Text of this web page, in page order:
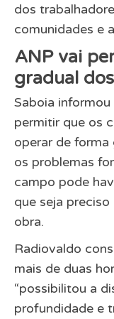
dos
comunidades e
ANP vai
gradual
Saboia
permitir que os
operar de forma
os problemas
campo pode
que seja
obra.
Radiovaldo
mais de duas
“possibilitou a
profundidade e